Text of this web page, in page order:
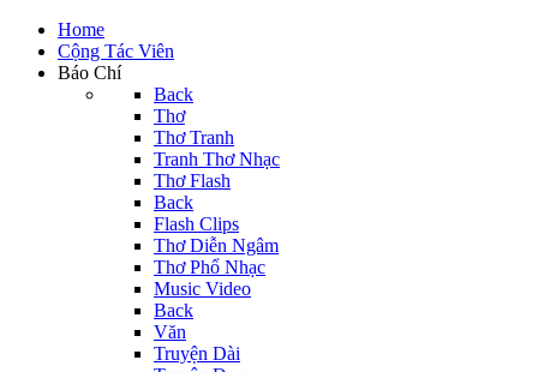
Home
Cộng Tác Viên
Báo Chí
Back
Thơ
Thơ Tranh
Tranh Thơ Nhạc
Thơ Flash
Back
Flash Clips
Thơ Diễn Ngâm
Thơ Phổ Nhạc
Music Video
Back
Văn
Truyện Dài